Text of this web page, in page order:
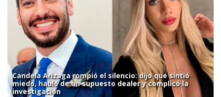
Candela Arizaga rompió el silencio: dijo que sintió
miedo, habló de un supuesto dealer y complicó la
investigación